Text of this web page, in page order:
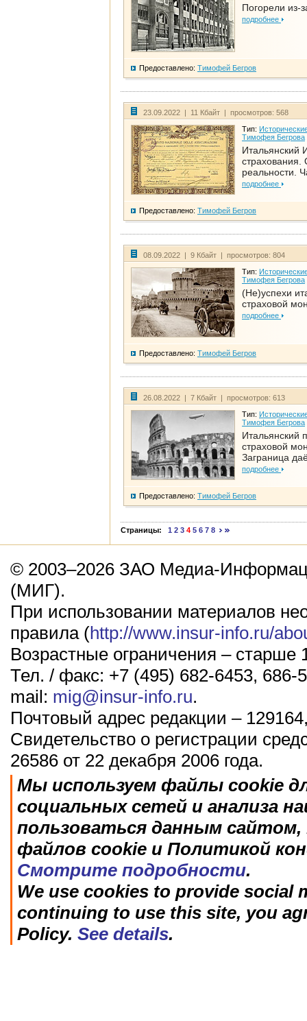
Погорели из-
подробнее
Предоставлено: Тимофей Бегров
23.09.2022 | 11 Кбайт | просмотров: 568
Тип:
Тимофея Бегрова
Итальянский
страхования.
реальности.
подробнее
Предоставлено: Тимофей Бегров
08.09.2022 | 9 Кбайт | просмотров: 804
Тип:
Тимофея Бегрова
(Не)успехи
страховой
подробнее
Предоставлено: Тимофей Бегров
26.08.2022 | 7 Кбайт | просмотров: 613
Тип:
Тимофея Бегрова
Итальянский
страховой
Заграница
подробнее
Предоставлено: Тимофей Бегров
Страницы: 1 2 3 4 5 6 7 8
© 2003–2026 ЗАО Медиа-
(МИГ).
При использовании материалов
правила (http://www.insur-info.ru/
Возрастные ограничения – старше
Тел. / факс: +7 (495) 682-6453, 686-
mail: mig@insur-info.ru.
Почтовый адрес редакции –
Свидетельство о регистрации
26586 от 22 декабря 2006 года.
Мы используем файлы cookie
социальных сетей и анализа
пользоваться данным
файлов cookie и Политикой
Смотрите подробности.
We use cookies to provide social
continuing to use this site, you
Policy. See details.